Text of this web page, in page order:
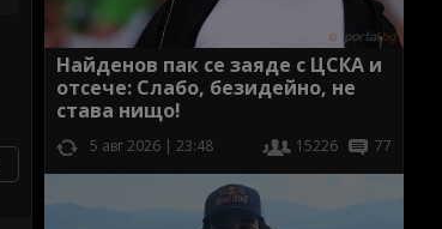
Найденов пак се заяде с ЦСКА и
отсече: Слабо, безидейно, не
става нищо!
5 авг 2026 | 23:48 15226 77